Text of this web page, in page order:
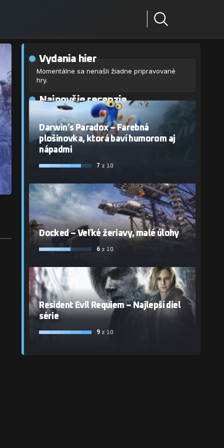
Vydania hier
Momentálne sa nenašli žiadne pripravované
hry.
Najnovšie recenzie
Darwin’s Paradox – Farebná
plošinovka, ktorá baví humorom aj
nápadmi
7 z 10
Docked – Veľké žeriavy, malé úlohy
6 z 10
Resident Evil Requiem – Najlepší diel
série
9 z 10